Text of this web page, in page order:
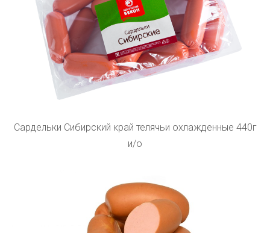
Сардельки Сибирский край телячьи охлажденные 440г
и/о